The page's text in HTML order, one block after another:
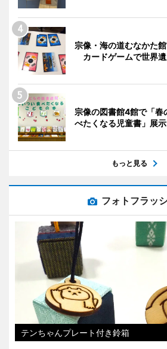
宗像・海の道むなかた
カードゲームで世界
宗像の図書館4館で「
べたくなる児童書」展
もっと見る
フォトフラッ
テンちゃんプレート付き鈴箱